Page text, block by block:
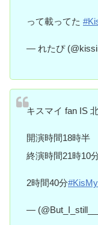
って載ってた
— れたぴ
キスマイ fan IS
開演時間18時半
終演時間21時10
2時間40分
—